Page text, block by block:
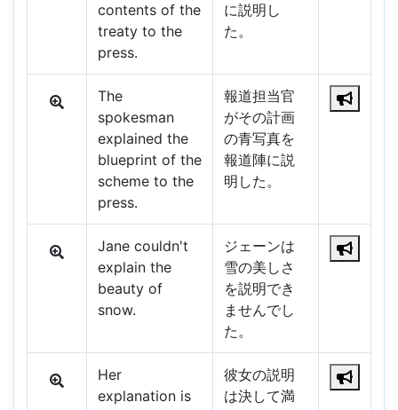
contents of the
treaty to the
press.
に説明し
た。
The
spokesman
explained the
blueprint of the
scheme to the
press.
報道担当官
がその計画
の青写真を
報道陣に説
明した。
Jane couldn't
explain the
beauty of
snow.
ジェーンは
雪の美しさ
を説明でき
ませんでし
た。
Her
explanation is
彼女の説明
は決して満